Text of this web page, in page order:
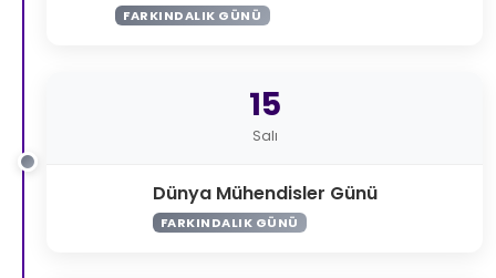
FARKINDALIK GÜNÜ
15
Salı
Dünya Mühendisler Günü
FARKINDALIK GÜNÜ